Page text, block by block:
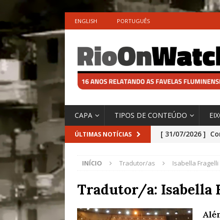
ENGLISH PORTUGUÊS
CAPA TIPOS DE CONTEÚDO
ÚLTIMAS NOTÍCIAS [ 31/07/2026 ]
[ 29/07/2026 ]
São o Cadinho e
Precisamos’,
Especial do
INÍCIO Tradutor/as Isabella Fragelli
Tradutor/a: Isabella